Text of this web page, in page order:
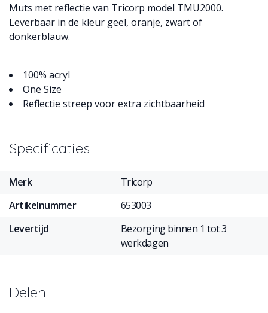
Muts met reflectie van Tricorp model TMU2000.
Leverbaar in de kleur geel, oranje, zwart of
donkerblauw.
100% acryl
One Size
Reflectie streep voor extra zichtbaarheid
Specificaties
Merk
Tricorp
Artikelnummer
653003
Levertijd
Bezorging binnen 1 tot 3
werkdagen
Delen